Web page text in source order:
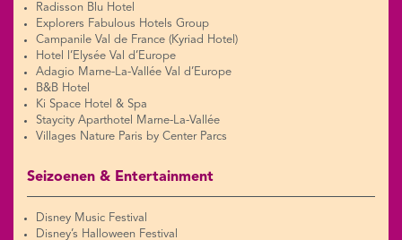
Radisson Blu Hotel
Explorers Fabulous Hotels Group
Campanile Val de France (Kyriad Hotel)
Hotel l’Elysée Val d’Europe
Adagio Marne-La-Vallée Val d’Europe
B&B Hotel
Ki Space Hotel & Spa
Staycity Aparthotel Marne-La-Vallée
Villages Nature Paris by Center Parcs
Seizoenen & Entertainment
Disney Music Festival
Disney’s Halloween Festival